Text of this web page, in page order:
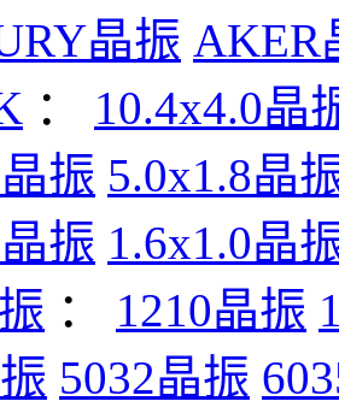
晶振 AKER
：
10.4x4.0晶
振 5.0x1.8晶
振 1.6x1.0晶
： 1210晶振
5032晶振